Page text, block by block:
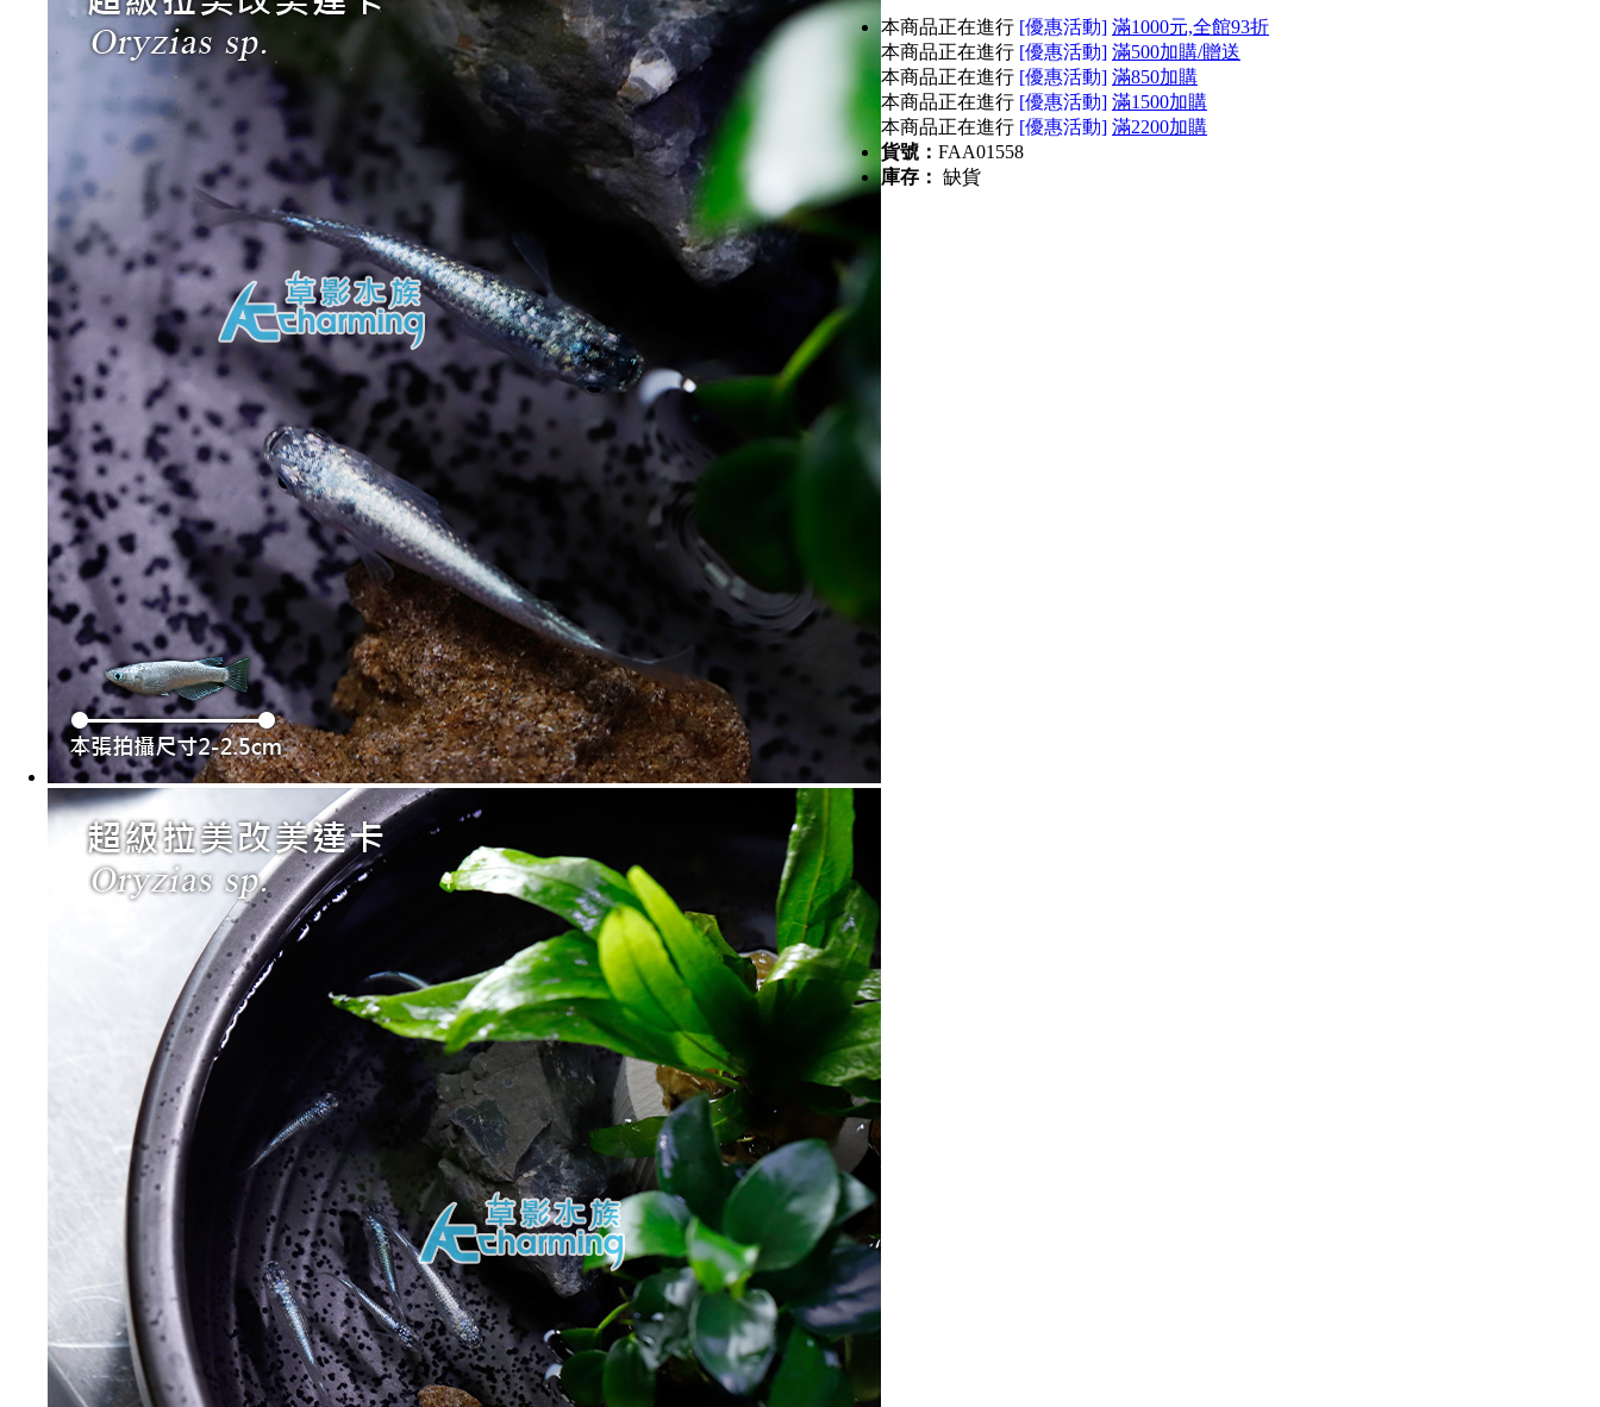
本商品正在進行 [優惠活動] 滿1000元,全館93折
本商品正在進行 [優惠活動] 滿500加購/贈送
本商品正在進行 [優惠活動] 滿850加購
本商品正在進行 [優惠活動] 滿1500加購
本商品正在進行 [優惠活動] 滿2200加購
貨號： FAA01558
庫存： 缺貨